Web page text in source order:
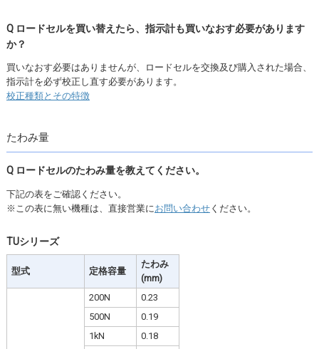
Q ロードセルを買い替えたら、指示計も買いなおす必要があります
か？
買いなおす必要はありませんが、ロードセルを交換及び購入された場合、
指示計を必ず校正し直す必要があります。
校正種類とその特徴
たわみ量
Q ロードセルのたわみ量を教えてください。
下記の表をご確認ください。
※この表に無い機種は、直接営業にお問い合わせください。
TUシリーズ
型式 定格容量
たわみ
(mm)
200N
0.23
500N
0.19
1kN
0.18